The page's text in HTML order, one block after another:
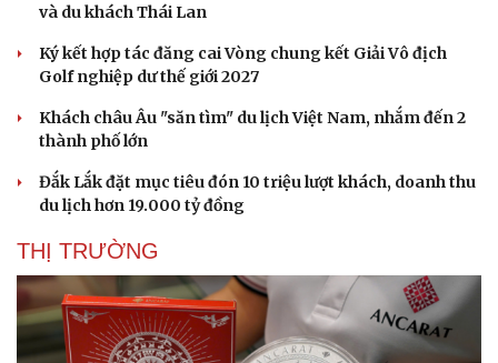
và du khách Thái Lan
Ký kết hợp tác đăng cai Vòng chung kết Giải Vô địch
Golf nghiệp dư thế giới 2027
Khách châu Âu "săn tìm" du lịch Việt Nam, nhắm đến 2
thành phố lớn
Đắk Lắk đặt mục tiêu đón 10 triệu lượt khách, doanh thu
du lịch hơn 19.000 tỷ đồng
THỊ TRƯỜNG